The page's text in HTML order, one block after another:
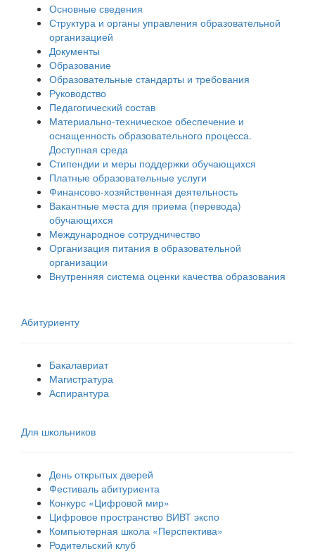
Основные сведения
Структура и органы управления образовательной
организацией
Документы
Образование
Образовательные стандарты и требования
Руководство
Педагогический состав
Материально-техническое обеспечение и
оснащенность образовательного процесса.
Доступная среда
Стипендии и меры поддержки обучающихся
Платные образовательные услуги
Финансово-хозяйственная деятельность
Вакантные места для приема (перевода)
обучающихся
Международное сотрудничество
Организация питания в образовательной
организации
Внутренняя система оценки качества образования
Абитуриенту
Бакалавриат
Магистратура
Аспирантура
Для школьников
День открытых дверей
Фестиваль абитуриента
Конкурс «Цифровой мир»
Цифровое пространство ВИВТ экспо
Компьютерная школа «Перспектива»
Родительский клуб